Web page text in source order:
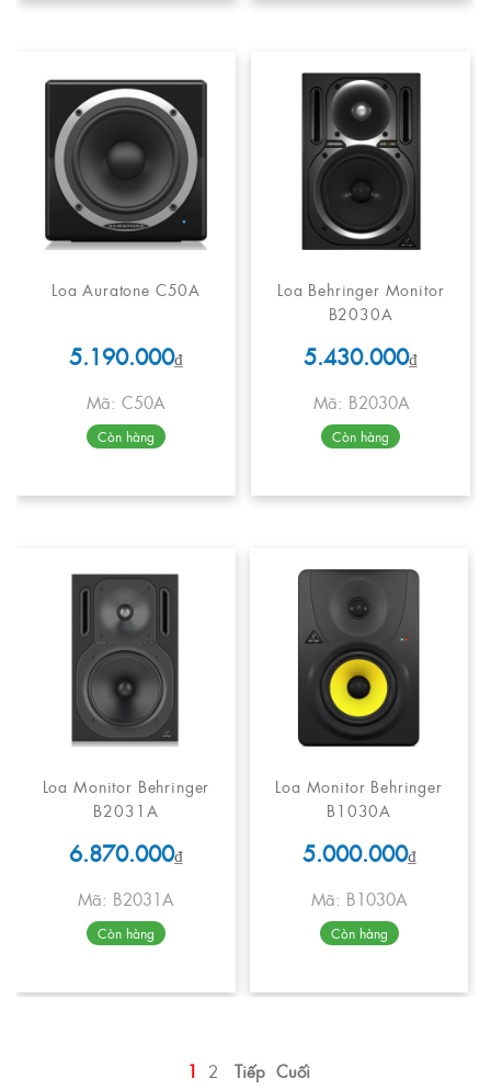
Loa Auratone C50A
5.190.000₫
Mã: C50A
Còn hàng
Loa Behringer Monitor
B2030A
5.430.000₫
Mã: B2030A
Còn hàng
Loa Monitor Behringer
B2031A
6.870.000₫
Mã: B2031A
Còn hàng
Loa Monitor Behringer
B1030A
5.000.000₫
Mã: B1030A
Còn hàng
1 2 Tiếp Cuối